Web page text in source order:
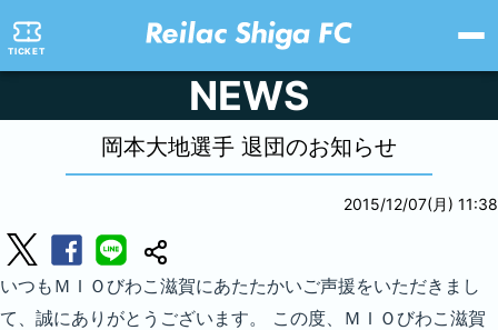
TICKET
NEWS
岡本大地選手 退団のお知らせ
2015/12/07(月) 11:38
いつもＭＩＯびわこ滋賀にあたたかいご声援をいただきまし
て、誠にありがとうございます。 この度、ＭＩＯびわこ滋賀